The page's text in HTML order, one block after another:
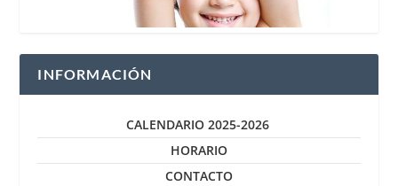
INFORMACIÓN
CALENDARIO 2025-2026
HORARIO
CONTACTO